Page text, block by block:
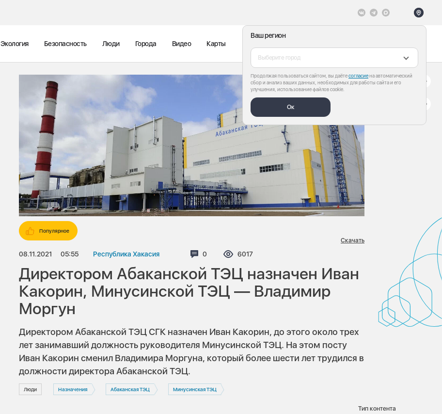
Ваш регион
Выберите город
Продолжая пользоваться сайтом, вы даётесогласиена автоматический
сбор и анализ ваших данных, необходимых для работы сайта и его
улучшения, использование файлов cookie.
Ок
Экология Безопасность Люди Города Видео Карты
Популярное
08.11.2021 05:55 Республика Хакасия Комментариев:
0 Просмотров:
6017
Скачать
Директором Абаканской ТЭЦ назначен Иван
Какорин, Минусинской ТЭЦ — Владимир
Моргун
Директором Абаканской ТЭЦ СГК назначен Иван Какорин, до этого около трех
лет занимавший должность руководителя Минусинской ТЭЦ. На этом посту
Иван Какорин сменил Владимира Моргуна, который более шести лет трудился в
должности директора Абаканской ТЭЦ.
Люди Назначения Абаканская ТЭЦ Минусинская ТЭЦ
Тип контента